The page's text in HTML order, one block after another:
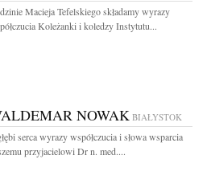
Macieja Tefelskiego składamy wyrazy
Koleżanki i koledzy Instytutu...
NOWAK BIAŁYSTOK
serca wyrazy współczucia i słowa wsparcia
przyjacielowi Dr n. med....